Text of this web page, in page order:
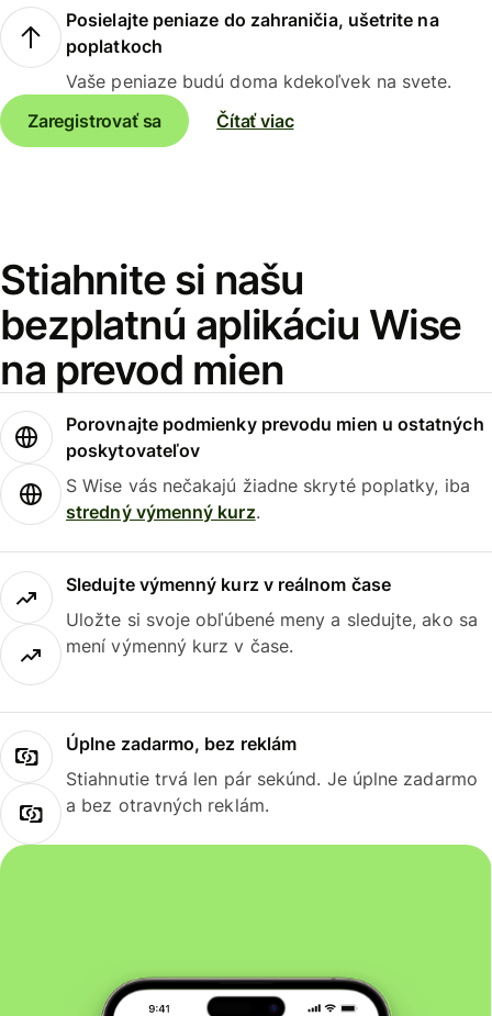
Posielajte peniaze do zahraničia, ušetrite na
poplatkoch
Vaše peniaze budú doma kdekoľvek na svete.
Zaregistrovať sa
Čítať viac
Stiahnite si našu
bezplatnú aplikáciu Wise
na prevod mien
Porovnajte podmienky prevodu mien u ostatných
poskytovateľov
S Wise vás nečakajú žiadne skryté poplatky, iba
stredný výmenný kurz.
Sledujte výmenný kurz v reálnom čase
Uložte si svoje obľúbené meny a sledujte, ako sa
mení výmenný kurz v čase.
Úplne zadarmo, bez reklám
Stiahnutie trvá len pár sekúnd. Je úplne zadarmo
a bez otravných reklám.